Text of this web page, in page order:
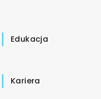
Edukacja
Kariera